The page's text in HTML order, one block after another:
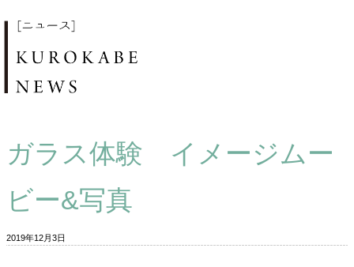
ガラス体験 イメージムー
ビー&写真
2019年12月3日